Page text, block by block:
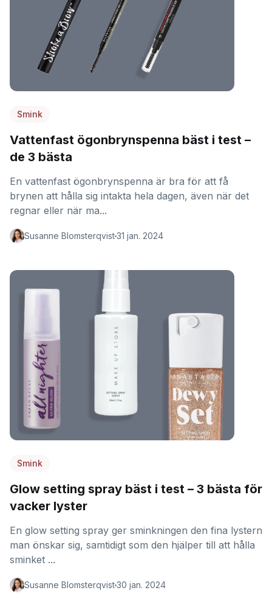
Smink
Vattenfast ögonbrynspenna bäst i test –
de 3 bästa
En vattenfast ögonbrynspenna är bra för att få
brynen att hålla sig intakta hela dagen, även när det
regnar eller när ma...
Susanne Blomsterqvist31 jan. 2024
Smink
Glow setting spray bäst i test – 3 bästa för
vacker lyster
En glow setting spray ger sminkningen den fina lystern
man önskar sig, samtidigt som den hjälper till att hålla
sminket ...
Susanne Blomsterqvist30 jan. 2024